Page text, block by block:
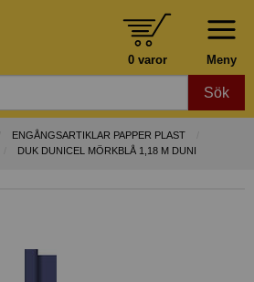
Meny
0 varor
Sök
ENGÅNGSARTIKLAR PAPPER PLAST
DUK DUNICEL MÖRKBLÅ 1,18 M DUNI